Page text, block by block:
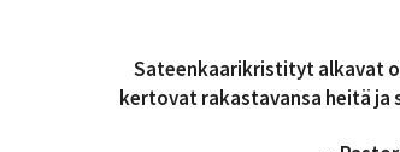
Sateenkaarikristityt alkavat
kertovat rakastavansa heitä